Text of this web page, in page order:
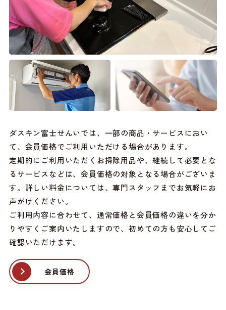
ダスキン富士せんいでは、一部の商品・サービスにおい
て、会員価格でご利用いただける場合があります。
定期的にご利用いただくお掃除用品や、継続して必要とな
るサービスなどは、会員価格の対象となる場合がございま
す。詳しい料金については、専門スタッフまでお気軽にお
声がけください。
ご利用内容に合わせて、通常価格と会員価格の違いを分か
りやすくご案内いたしますので、初めての方も安心してご
確認いただけます。
会員価格